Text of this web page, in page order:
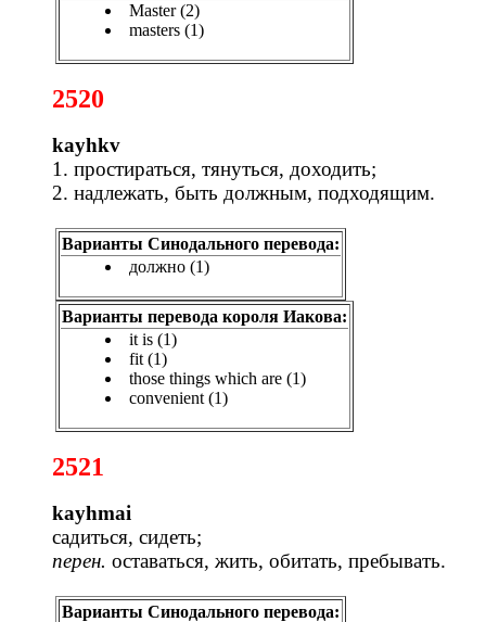
Master (2)
masters (1)
2520
kayhkv
1. простираться, тянуться, доходить;
2. надлежать, быть должным, подходящим.
Варианты Синодального перевода:
должно (1)
Варианты перевода короля Иакова:
it is (1)
fit (1)
those things which are (1)
convenient (1)
2521
kayhmai
садиться, сидеть;
перен. оставаться, жить, обитать, пребывать.
Варианты Синодального перевода: